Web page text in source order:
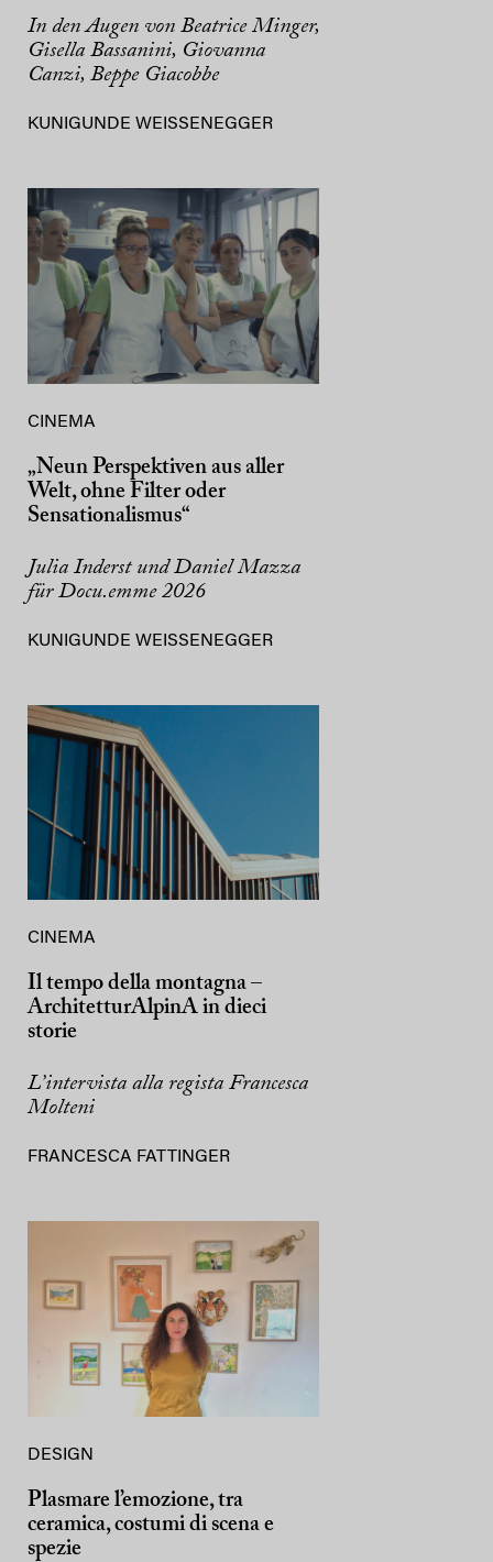
In den Augen von Beatrice Minger,
Gisella Bassanini, Giovanna
Canzi, Beppe Giacobbe
KUNIGUNDE WEISSENEGGER
CINEMA
„Neun Perspektiven aus aller
Welt, ohne Filter oder
Sensationalismus“
Julia Inderst und Daniel Mazza
für Docu.emme 2026
KUNIGUNDE WEISSENEGGER
CINEMA
Il tempo della montagna –
ArchitetturAlpinA in dieci
storie
L’intervista alla regista Francesca
Molteni
FRANCESCA FATTINGER
DESIGN
Plasmare l’emozione, tra
ceramica, costumi di scena e
spezie